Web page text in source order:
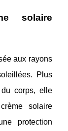
solaire
aux rayons
Plus
corps, elle
solaire
protection